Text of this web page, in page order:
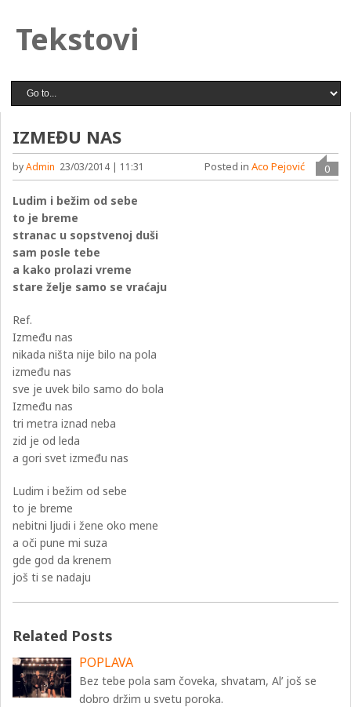
Tekstovi
IZMEĐU NAS
byAdmin 23/03/2014 | 11:31 0
Posted in Aco Pejović
Ludim i bežim od sebe
to je breme
stranac u sopstvenoj duši
sam posle tebe
a kako prolazi vreme
stare želje samo se vraćaju
Ref.
Između nas
nikada ništa nije bilo na pola
između nas
sve je uvek bilo samo do bola
Između nas
tri metra iznad neba
zid je od leda
a gori svet između nas
Ludim i bežim od sebe
to je breme
nebitni ljudi i žene oko mene
a oči pune mi suza
gde god da krenem
još ti se nadaju
Related Posts
POPLAVA
Bez tebe pola sam čoveka, shvatam, Al’ još se
dobro držim u svetu poroka.